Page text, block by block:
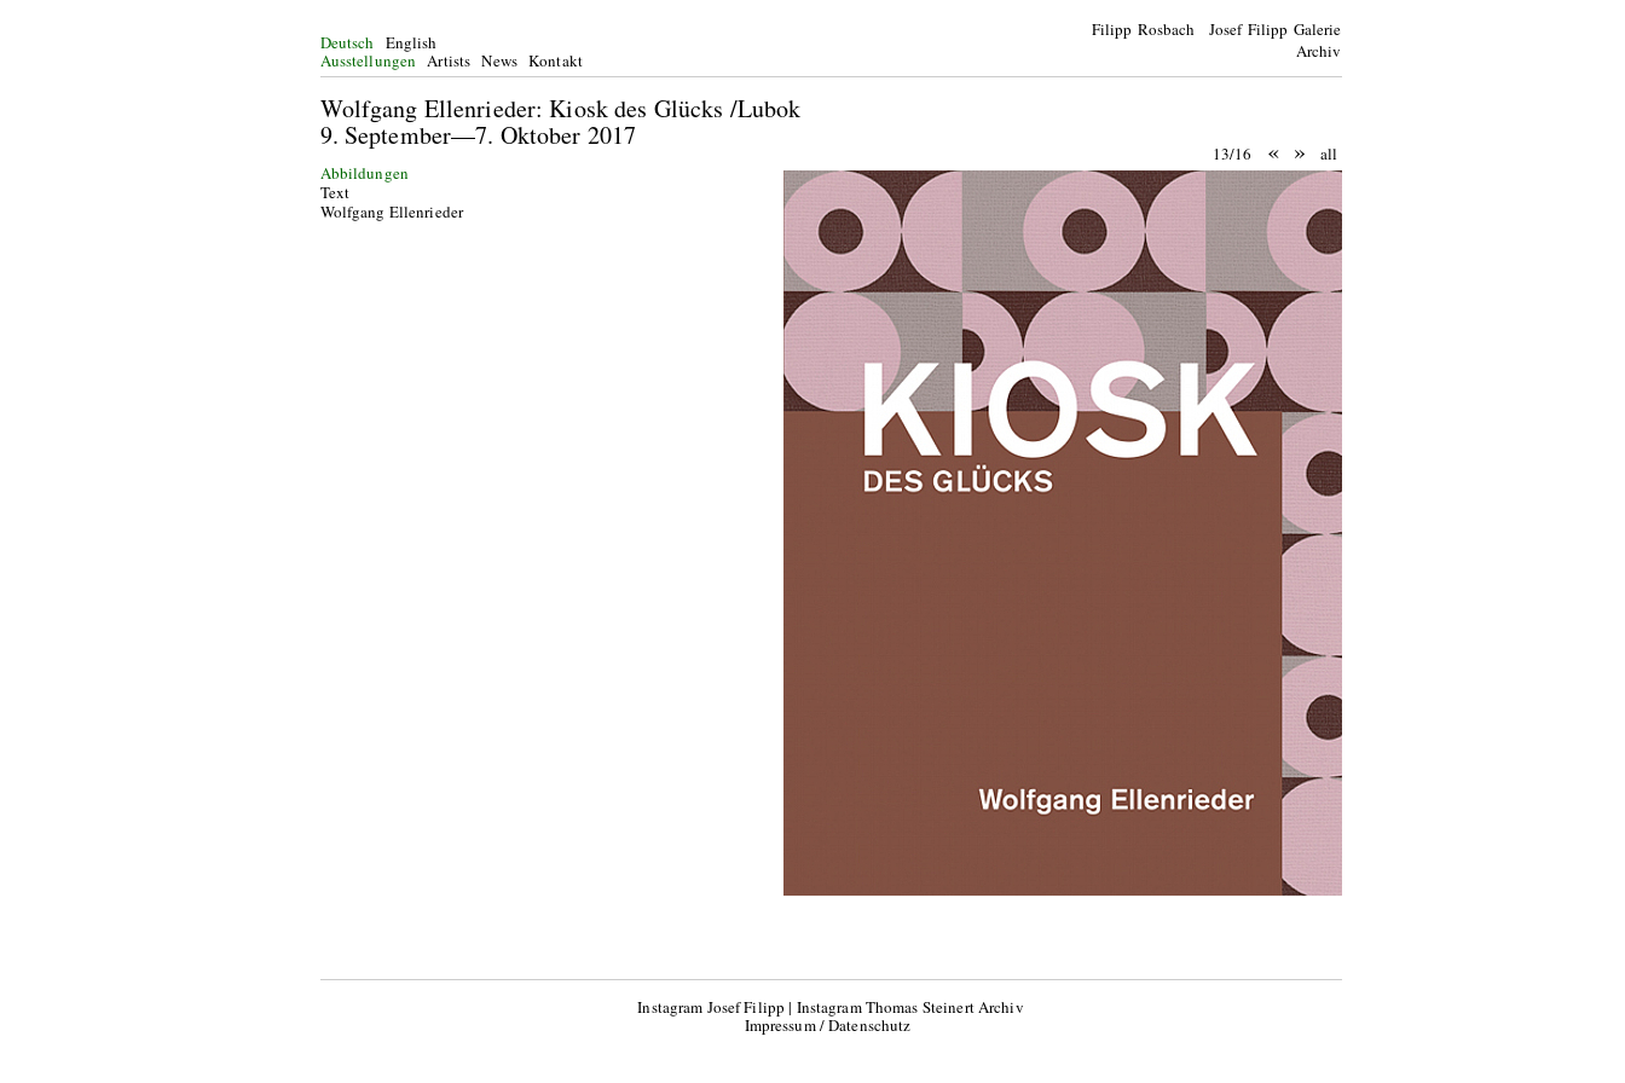
Filipp Rosbach Josef Filipp Galerie
Archiv
Deutsch
English
Ausstellungen Artists News Kontakt
Wolfgang Ellenrieder: Kiosk des Glücks /Lubok
9. September—7. Oktober 2017
13/16 « »
all
Abbildungen
Text
Wolfgang Ellenrieder
Instagram Josef Filipp | Instagram Thomas Steinert Archiv
Impressum / Datenschutz